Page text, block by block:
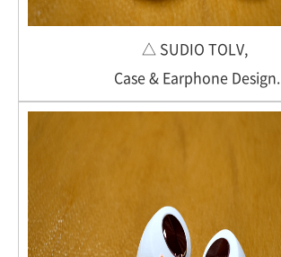
△ SUDIO TOLV,
Case & Earphone Design.